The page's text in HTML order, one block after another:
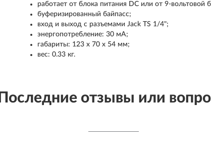
работает от блока питания DC или от 9-вольтовой
буферизированный байпасс;
вход и выход с разъемами Jack TS 1/4";
энергопотребление: 30 мА;
габариты: 123 х 70 х 54 мм;
вес: 0.33 кг.
Последние отзывы или